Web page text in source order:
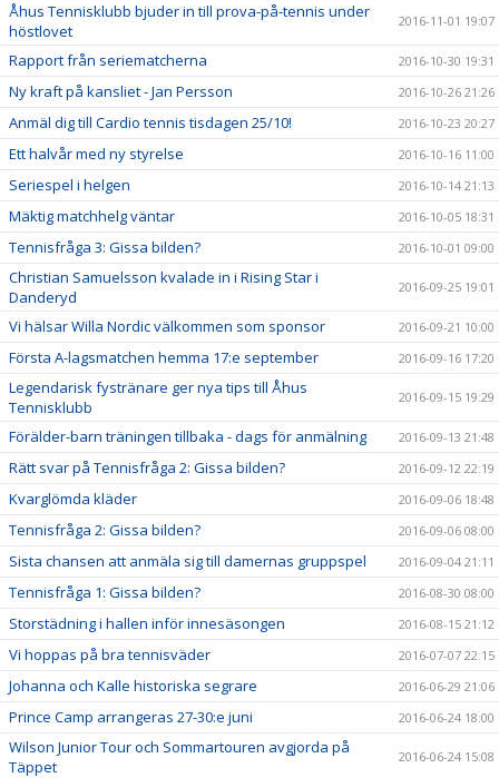
Åhus Tennisklubb bjuder in till prova-på-tennis under
höstlovet
2016-11-01 19:07
Rapport från seriematcherna 2016-10-30 19:31
Ny kraft på kansliet - Jan Persson 2016-10-26 21:26
Anmäl dig till Cardio tennis tisdagen 25/10! 2016-10-23 20:27
Ett halvår med ny styrelse 2016-10-16 11:00
Seriespel i helgen 2016-10-14 21:13
Mäktig matchhelg väntar 2016-10-05 18:31
Tennisfråga 3: Gissa bilden? 2016-10-01 09:00
Christian Samuelsson kvalade in i Rising Star i
Danderyd
2016-09-25 19:01
Vi hälsar Willa Nordic välkommen som sponsor 2016-09-21 10:00
Första A-lagsmatchen hemma 17:e september 2016-09-16 17:20
Legendarisk fystränare ger nya tips till Åhus
Tennisklubb
2016-09-15 19:29
Förälder-barn träningen tillbaka - dags för anmälning 2016-09-13 21:48
Rätt svar på Tennisfråga 2: Gissa bilden? 2016-09-12 22:19
Kvarglömda kläder 2016-09-06 18:48
Tennisfråga 2: Gissa bilden? 2016-09-06 08:00
Sista chansen att anmäla sig till damernas gruppspel 2016-09-04 21:11
Tennisfråga 1: Gissa bilden? 2016-08-30 08:00
Storstädning i hallen inför innesäsongen 2016-08-15 21:12
Vi hoppas på bra tennisväder 2016-07-07 22:15
Johanna och Kalle historiska segrare 2016-06-29 21:06
Prince Camp arrangeras 27-30:e juni 2016-06-24 18:00
Wilson Junior Tour och Sommartouren avgjorda på
Täppet
2016-06-24 15:08